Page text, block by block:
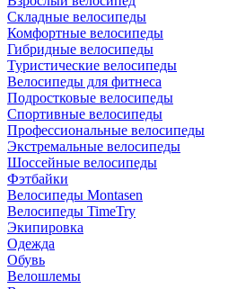
Складные велосипеды
Комфортные велосипеды
Гибридные велосипеды
Туристические велосипеды
Велосипеды для фитнеса
Подростковые велосипеды
Спортивные велосипеды
Профессиональные велосипеды
Экстремальные велосипеды
Шоссейные велосипеды
Фэтбайки
Велосипеды Montasen
Велосипеды TimeTry
Экипировка
Одежда
Обувь
Велошлемы